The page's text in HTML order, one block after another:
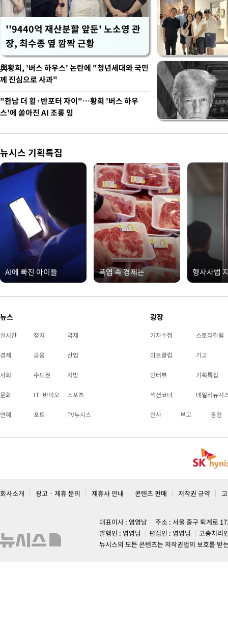
''9440억 재산분할 앞둔' 노소영 관
장, 최수종 옆 깜짝 근황
與황희, '버스 하우스' 논란에 "청년세대와 국민
께 진심으로 사과"
"한남 더 휠·반포터 자이"…황희 '버스 하우
스'에 쏟아진 AI 조롱 밈
뉴시스 기획특집
AI에 빠진 아이들 폭염 속 경제는 형사사법
뉴스
실시간 정치 국제
경제 금융 산업
사회 수도권 지방
문화 IT·바이오 스포츠
연예 포토 TV뉴시스
광장
기자수첩 스토리칼럼
아트클럽 기고
인터뷰 기획특집
섹션코너 데일리뉴시
인사 부고 동정
회사소개 광고 · 제휴 문의 제휴사 안내 콘텐츠 판매 저작권 규약
대표이사 : 염영남
주소 : 서울 중구 퇴계로
발행인 : 염영남
편집인 : 염영남
고충처리
뉴시스의 모든 콘텐츠는 저작권법의 보호를